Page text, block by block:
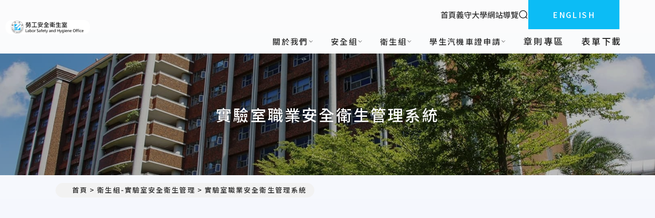
:::
首頁義守大學網站導覽 全站搜索ENGLISH
關於我們 安全組 衛生組 學生汽機車證申請 章則專區 表單下載
實驗室職業安全衛生管理系統
首頁 衛生組-實驗室安全衛生管理 實驗室職業安全衛生管理系統